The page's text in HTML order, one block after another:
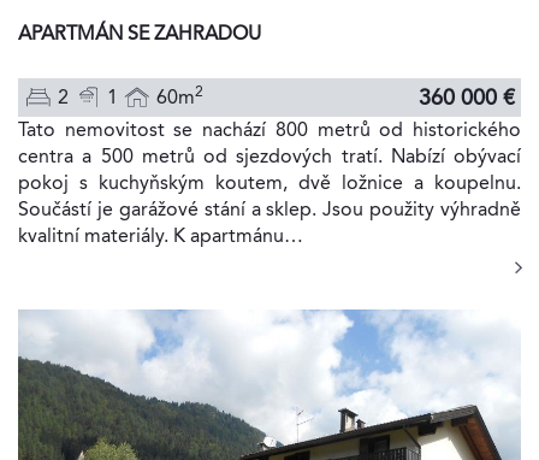
APARTMÁN SE ZAHRADOU
2 1 60m2 360 000 €
Tato nemovitost se nachází 800 metrů od historického
centra a 500 metrů od sjezdových tratí. Nabízí obývací
pokoj s kuchyňským koutem, dvě ložnice a koupelnu.
Součástí je garážové stání a sklep. Jsou použity výhradně
kvalitní materiály. K apartmánu…